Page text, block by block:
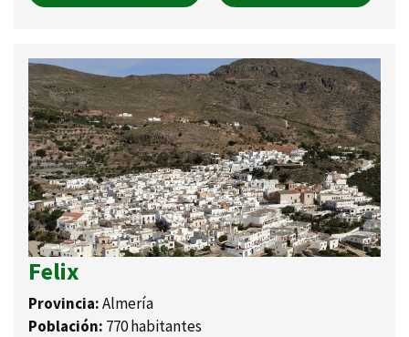
Felix
Provincia:Almería
Población: 770 habitantes